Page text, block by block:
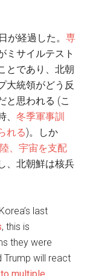
が経過した。専
ミサイルテスト
とであり、北朝
大統領がどう反
と思われる (こ
、冬季軍事訓
れる)。しか
、宇宙を支配
、北朝鮮は核兵
last
, this is
they were
Trump will react